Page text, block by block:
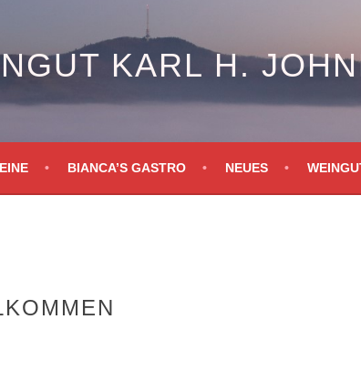
KARL H.
BIANCA’S GASTRO NEUES